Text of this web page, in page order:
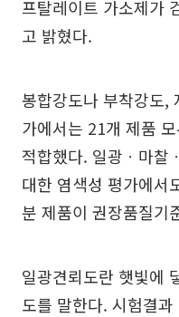
프탈레이트 가소제가
고 밝혔다.
봉합강도나 부착강도,
가에서는 21개 제품
적합했다. 일광ㆍ마찰
대한 염색성 평가에서
분 제품이 권장품질기
일광견뢰도란 햇빛에
도를 말한다. 시험결